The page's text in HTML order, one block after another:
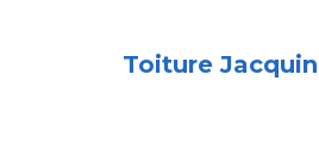
Toiture Jacquin